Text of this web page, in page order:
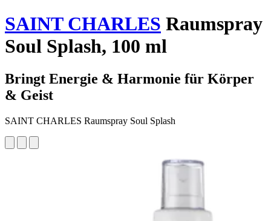
SAINT CHARLES Raumspray
Soul Splash, 100 ml
Bringt Energie & Harmonie für Körper
& Geist
SAINT CHARLES Raumspray Soul Splash